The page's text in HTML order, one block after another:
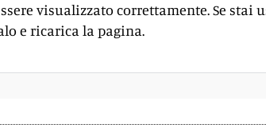
visualizzato correttamente. Se stai
e ricarica la pagina.